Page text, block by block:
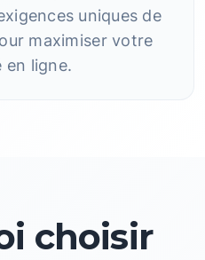
uniques de
maximiser votre
en ligne.
choisir